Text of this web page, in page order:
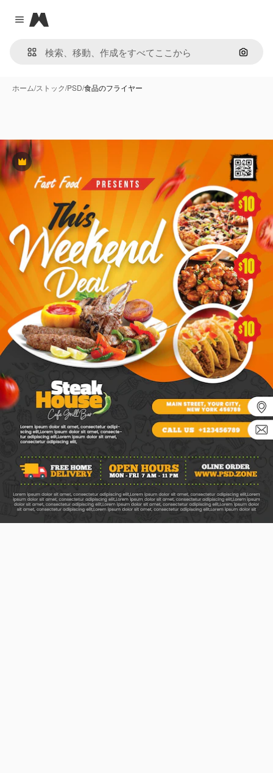
Close menu
Magnific
画像で
ホーム/ストック/PSD/食品のフライヤー
Premium